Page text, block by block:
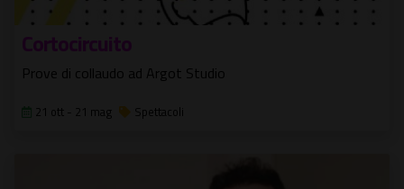
Cortocircuito
Prove di collaudo ad Argot Studio
21 ott - 21 mag Spettacoli